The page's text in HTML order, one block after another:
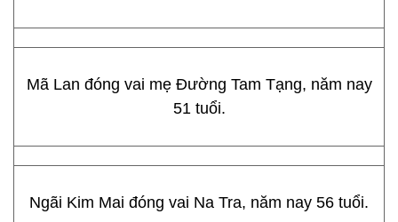
Mã Lan đóng vai mẹ Đường Tam Tạng, năm nay
51 tuổi.
Ngãi Kim Mai đóng vai Na Tra, năm nay 56 tuổi.